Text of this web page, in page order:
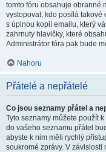
tomto fóru obsahuje obranné
vystopovat, kdo posílá takové
s úplnou kopií emailu, který
zahrnuty hlavičky, které
Administrátor fóra pak bude
Nahoru
Přátelé a nepřátelé
Co jsou seznamy přátel a
Tyto seznamy můžete použít
do vašeho seznamu přátel
abyste k nim měli rychlý
soukromé zprávy. V